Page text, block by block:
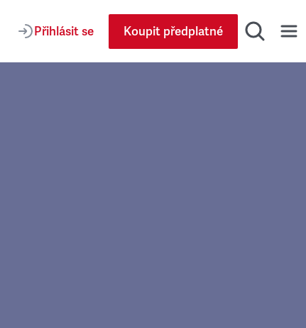
Přihlásit se Koupit předplatné